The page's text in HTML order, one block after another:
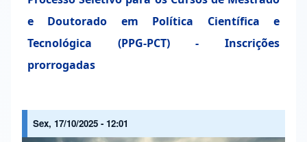
e Doutorado em Política Científica e
Tecnológica (PPG-PCT) - Inscrições
prorrogadas
Sex, 17/10/2025 - 12:01